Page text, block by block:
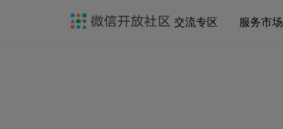
交流专区 服务市场